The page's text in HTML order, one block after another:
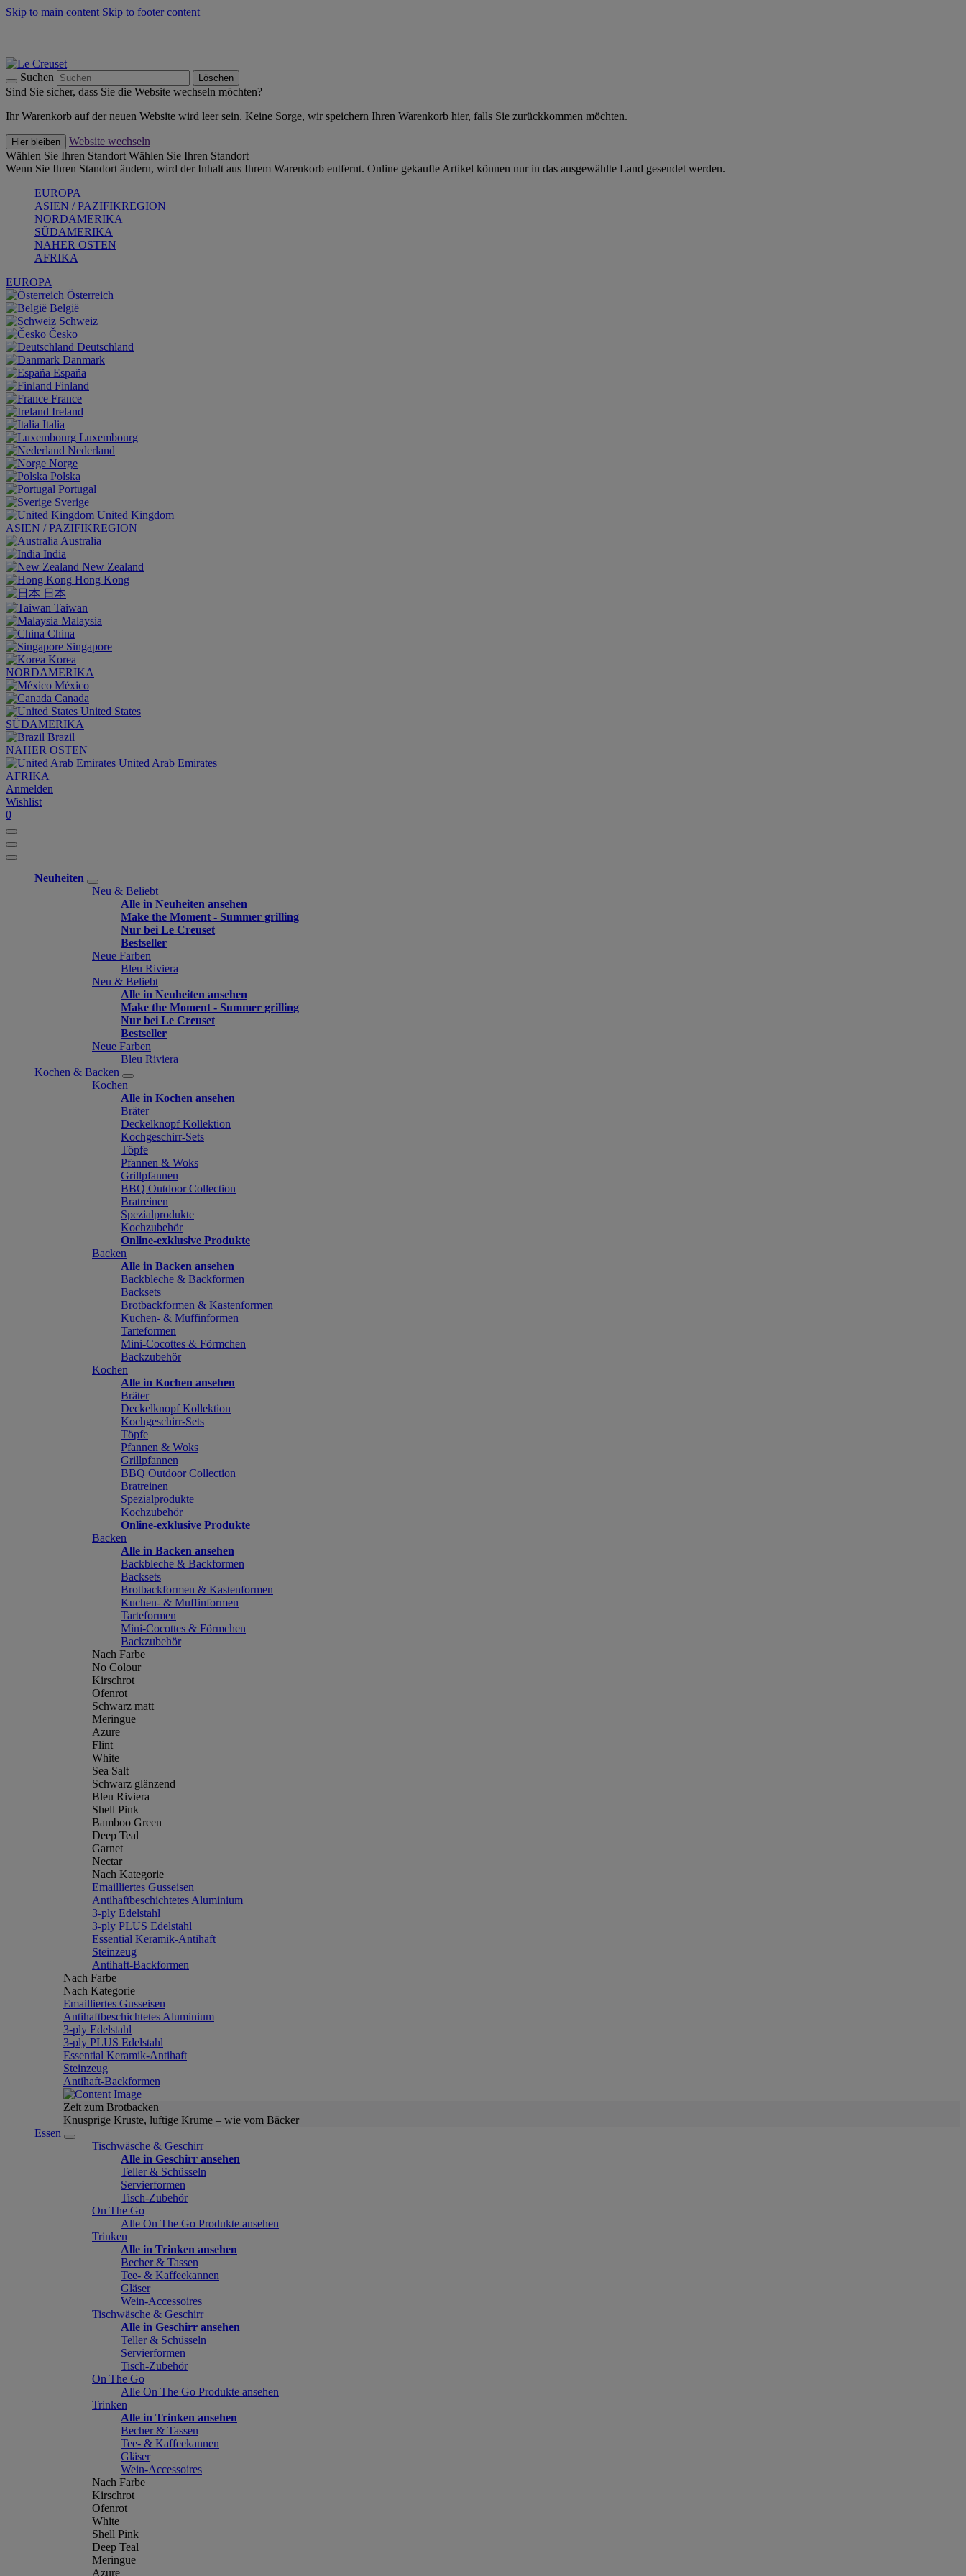
Skip to main content Skip to footer content
Suchen Löschen
Sind Sie sicher, dass Sie die Website wechseln möchten?
Ihr Warenkorb auf der neuen Website wird leer sein. Keine Sorge, wir speichern Ihren Warenkorb hier, falls Sie zurückkommen möchten.
Hier bleiben
Website wechseln
Wählen Sie Ihren Standort Wählen Sie Ihren Standort
Wenn Sie Ihren Standort ändern, wird der Inhalt aus Ihrem Warenkorb entfernt. Online gekaufte Artikel können nur in das ausgewählte Land gesendet werden.
EUROPA
ASIEN / PAZIFIKREGION
NORDAMERIKA
SÜDAMERIKA
NAHER OSTEN
AFRIKA
EUROPA
Österreich
België
Schweiz
Česko
Deutschland
Danmark
España
Finland
France
Ireland
Italia
Luxembourg
Nederland
Norge
Polska
Portugal
Sverige
United Kingdom
ASIEN / PAZIFIKREGION
Australia
India
New Zealand
Hong Kong
日本
Taiwan
Malaysia
China
Singapore
Korea
NORDAMERIKA
México
Canada
United States
SÜDAMERIKA
Brazil
NAHER OSTEN
United Arab Emirates
AFRIKA
Anmelden
Wishlist
0
Neuheiten
Neu & Beliebt
Alle in Neuheiten ansehen
Make the Moment - Summer grilling
Nur bei Le Creuset
Bestseller
Neue Farben
Bleu Riviera
Neu & Beliebt
Alle in Neuheiten ansehen
Make the Moment - Summer grilling
Nur bei Le Creuset
Bestseller
Neue Farben
Bleu Riviera
Kochen & Backen
Kochen
Alle in Kochen ansehen
Bräter
Deckelknopf Kollektion
Kochgeschirr-Sets
Töpfe
Pfannen & Woks
Grillpfannen
BBQ Outdoor Collection
Bratreinen
Spezialprodukte
Kochzubehör
Online-exklusive Produkte
Backen
Alle in Backen ansehen
Backbleche & Backformen
Backsets
Brotbackformen & Kastenformen
Kuchen- & Muffinformen
Tarteformen
Mini-Cocottes & Förmchen
Backzubehör
Kochen
Alle in Kochen ansehen
Bräter
Deckelknopf Kollektion
Kochgeschirr-Sets
Töpfe
Pfannen & Woks
Grillpfannen
BBQ Outdoor Collection
Bratreinen
Spezialprodukte
Kochzubehör
Online-exklusive Produkte
Backen
Alle in Backen ansehen
Backbleche & Backformen
Backsets
Brotbackformen & Kastenformen
Kuchen- & Muffinformen
Tarteformen
Mini-Cocottes & Förmchen
Backzubehör
Nach Farbe
No Colour
Kirschrot
Ofenrot
Schwarz matt
Meringue
Azure
Flint
White
Sea Salt
Schwarz glänzend
Bleu Riviera
Shell Pink
Bamboo Green
Deep Teal
Garnet
Nectar
Nach Kategorie
Emailliertes Gusseisen
Antihaftbeschichtetes Aluminium
3-ply Edelstahl
3-ply PLUS Edelstahl
Essential Keramik-Antihaft
Steinzeug
Antihaft-Backformen
Nach Farbe
Nach Kategorie
Emailliertes Gusseisen
Antihaftbeschichtetes Aluminium
3-ply Edelstahl
3-ply PLUS Edelstahl
Essential Keramik-Antihaft
Steinzeug
Antihaft-Backformen
Zeit zum Brotbacken
Knusprige Kruste, luftige Krume – wie vom Bäcker
Essen
Tischwäsche & Geschirr
Alle in Geschirr ansehen
Teller & Schüsseln
Servierformen
Tisch-Zubehör
On The Go
Alle On The Go Produkte ansehen
Trinken
Alle in Trinken ansehen
Becher & Tassen
Tee- & Kaffeekannen
Gläser
Wein-Accessoires
Tischwäsche & Geschirr
Alle in Geschirr ansehen
Teller & Schüsseln
Servierformen
Tisch-Zubehör
On The Go
Alle On The Go Produkte ansehen
Trinken
Alle in Trinken ansehen
Becher & Tassen
Tee- & Kaffeekannen
Gläser
Wein-Accessoires
Nach Farbe
Kirschrot
Ofenrot
White
Shell Pink
Deep Teal
Meringue
Azure